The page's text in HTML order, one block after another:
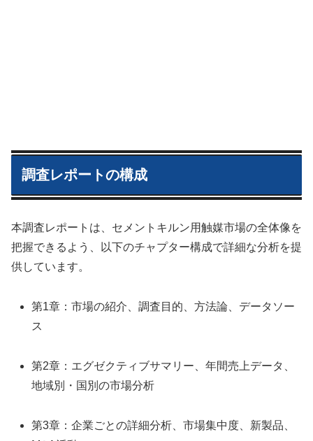
調査レポートの構成
本調査レポートは、セメントキルン用触媒市場の全体像を
把握できるよう、以下のチャプター構成で詳細な分析を提
供しています。
第1章：市場の紹介、調査目的、方法論、データソー
ス
第2章：エグゼクティブサマリー、年間売上データ、
地域別・国別の市場分析
第3章：企業ごとの詳細分析、市場集中度、新製品、